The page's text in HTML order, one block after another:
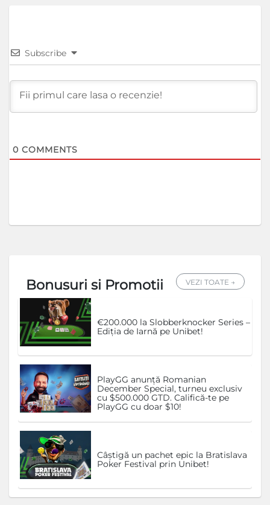
Subscribe
0 COMMENTS
Bonusuri si Promotii VEZI TOATE →
€200.000 la Slobberknocker Series –
Ediția de Iarnă pe Unibet!
PlayGG anunță Romanian
December Special, turneu exclusiv
cu $500.000 GTD. Califică-te pe
PlayGG cu doar $10!
Câștigă un pachet epic la Bratislava
Poker Festival prin Unibet!